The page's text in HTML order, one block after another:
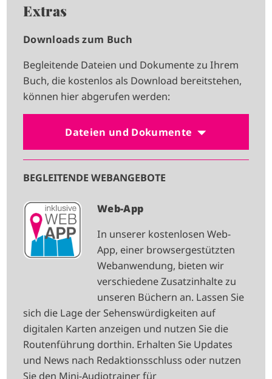
Extras
Downloads zum Buch
Begleitende Dateien und Dokumente zu Ihrem
Buch, die kostenlos als Download bereitstehen,
können hier abgerufen werden:
Dateien und Dokumente
BEGLEITENDE WEBANGEBOTE
I
M
G
Web-App
In unserer kostenlosen Web-
App, einer browsergestützten
Webanwendung, bieten wir
verschiedene Zusatzinhalte zu
unseren Büchern an. Lassen Sie
sich die Lage der Sehenswürdigkeiten auf
digitalen Karten anzeigen und nutzen Sie die
Routenführung dorthin. Erhalten Sie Updates
und News nach Redaktionsschluss oder nutzen
Sie den Mini-Audiotrainer für